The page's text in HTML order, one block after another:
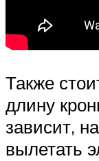
Также
длину
зависит,
вылетать